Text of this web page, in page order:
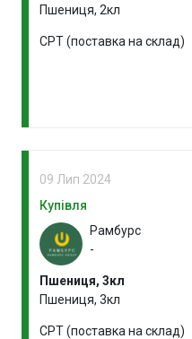
Пшениця, 2кл
CPT (поставка на склад)
09 Лип 2024
Купівля
Рамбурс
-
Пшениця, 3кл
Пшениця, 3кл
CPT (поставка на склад)